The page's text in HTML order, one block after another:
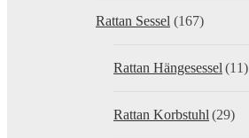
Rattan Sessel (167)
Rattan Hängesessel (11)
Rattan Korbstuhl (29)